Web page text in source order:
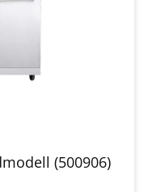
(500906)